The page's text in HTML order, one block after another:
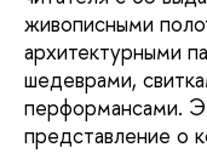
живописными
архитектурными
шедеврами,
перформансами.
представление о